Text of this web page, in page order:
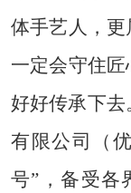
体手艺人，
一定会守住
好好传承下去
有限公司（
号”，备受各